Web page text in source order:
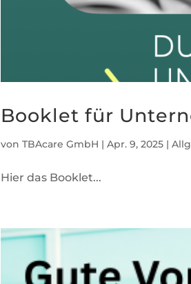
Booklet für
vonTBAcare GmbH |Apr. 9, 2025 |
Hier das Booklet...